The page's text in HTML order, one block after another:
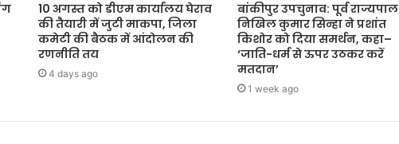
10 अगस्त को डीएम कार्यालय घेराव
की तैयारी में जुटी माकपा, जिला
कमेटी की बैठक में आंदोलन की
रणनीति तय
4 days ago
बांकीपुर उपचुनाव: पूर्व राज्यपाल
निखिल कुमार सिन्हा ने प्रशांत
किशोर को दिया समर्थन, कहा–
‘जाति-धर्म से ऊपर उठकर करें
मतदान’
1 week ago